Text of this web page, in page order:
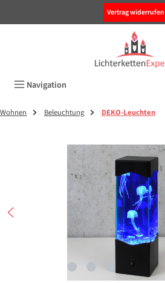
Vertrag widerrufen
Navigation
Wohnen Beleuchtung DEKO-Leuchten
Bildergalerie überspringen